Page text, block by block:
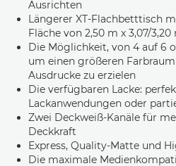
Ausrichten
Längerer XT-Flachbetttisch
Fläche von 2,50 m x 3,07/3,20
Die Möglichkeit, von 4 auf 6
um einen größeren
Ausdrucke zu erzielen
Die verfügbaren Lacke:
Lackanwendungen oder
Zwei Deckweiß-Kanäle für
Deckkraft
Express, Quality-Matte und
Die maximale